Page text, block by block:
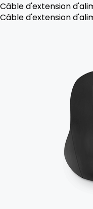
Câble d'extension
Câble d'extension